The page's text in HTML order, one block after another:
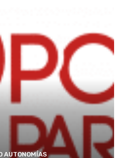
AUTONOMÍAS